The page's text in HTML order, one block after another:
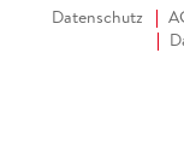
Datenschutz